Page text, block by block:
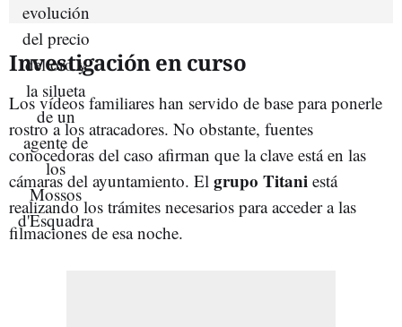
Investigación en curso
Los vídeos familiares han servido de base para ponerle
rostro a los atracadores. No obstante, fuentes
conocedoras del caso afirman que la clave está en las
cámaras del ayuntamiento. El grupo Titani está
realizando los trámites necesarios para acceder a las
filmaciones de esa noche.